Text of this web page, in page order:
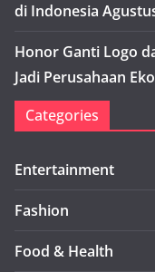
di Indonesia
Honor Ganti Logo
Jadi Perusahaan
Categories
Entertainment
Fashion
Food & Health